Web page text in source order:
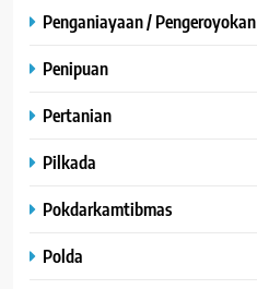
Penganiayaan / Pengeroyokan
Penipuan
Pertanian
Pilkada
Pokdarkamtibmas
Polda